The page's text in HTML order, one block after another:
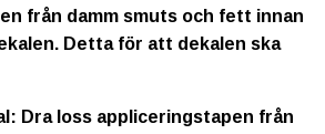
från damm smuts och fett innan
Detta för att dekalen ska
Dra loss appliceringstapen från